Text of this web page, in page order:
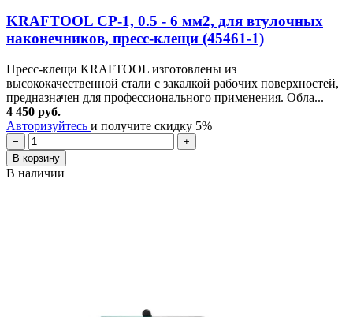
KRAFTOOL CP-1, 0.5 - 6 мм2, для втулочных
наконечников, пресс-клещи (45461-1)
Пресс-клещи KRAFTOOL изготовлены из
высококачественной стали с закалкой рабочих поверхностей,
предназначен для профессионального применения. Обла...
4 450 руб.
Авторизуйтесь и получите скидку 5%
−
+
В корзину
В наличии